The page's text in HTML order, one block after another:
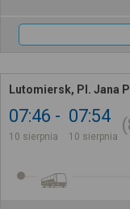
Lutomiersk, Pl. Jana
07:46
10 sierpnia
07:54
10 sierpnia